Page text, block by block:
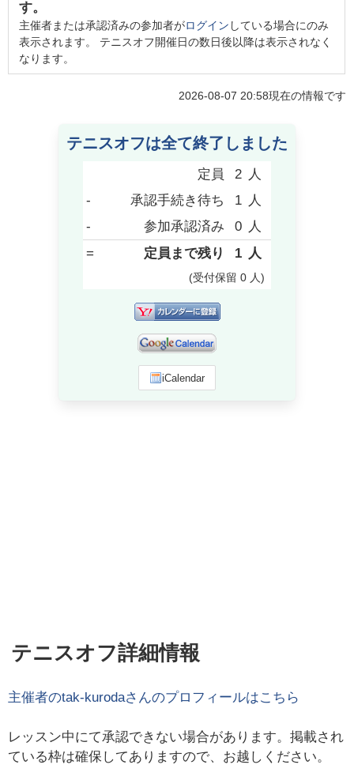
す。
主催者または承認済みの参加者がログイン している場合にのみ
表示されます。 テニスオフ開催日の数日後以降は表示されなく
なります。
2026-08-07 20:58現在の情報です
テニスオフは全て終了しました
定員 2 人
-
承認手続き待ち 1 人
-
参加承認済み 0 人
=
定員まで残り 1 人
(受付保留 0 人)
iCalendar
テニスオフ詳細情報
主催者のtak-kurodaさんのプロフィールはこちら
レッスン中にて承認できない場合があります。掲載され
ている枠は確保してありますので、お越しください。